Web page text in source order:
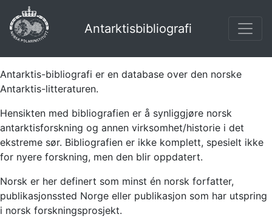
Antarktisbibliografi
Antarktis-bibliografi er en database over den norske
Antarktis-litteraturen.
Hensikten med bibliografien er å synliggjøre norsk
antarktisforskning og annen virksomhet/historie i det
ekstreme sør. Bibliografien er ikke komplett, spesielt ikke
for nyere forskning, men den blir oppdatert.
Norsk er her definert som minst én norsk forfatter,
publikasjonssted Norge eller publikasjon som har utspring
i norsk forskningsprosjekt.